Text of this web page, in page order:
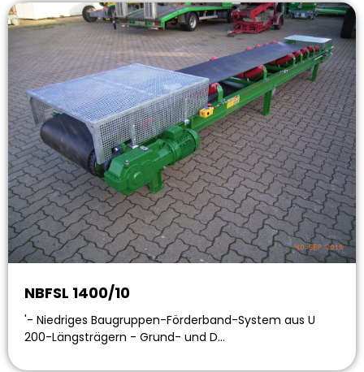
NBFSL 1400/10
'- Niedriges Baugruppen-Förderband-System aus U
200-Längsträgern - Grund- und D…